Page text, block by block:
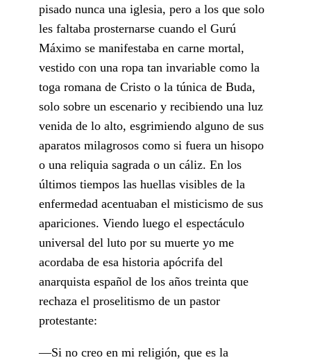
pisado nunca una iglesia, pero a los que solo
les faltaba prosternarse cuando el Gurú
Máximo se manifestaba en carne mortal,
vestido con una ropa tan invariable como la
toga romana de Cristo o la túnica de Buda,
solo sobre un escenario y recibiendo una luz
venida de lo alto, esgrimiendo alguno de sus
aparatos milagrosos como si fuera un hisopo
o una reliquia sagrada o un cáliz. En los
últimos tiempos las huellas visibles de la
enfermedad acentuaban el misticismo de sus
apariciones. Viendo luego el espectáculo
universal del luto por su muerte yo me
acordaba de esa historia apócrifa del
anarquista español de los años treinta que
rechaza el proselitismo de un pastor
protestante:
—Si no creo en mi religión, que es la